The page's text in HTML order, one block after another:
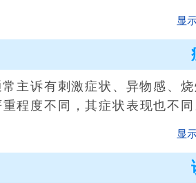
显
诉有刺激症状、异物感、烧
重程度不同，其症状表现也不
显